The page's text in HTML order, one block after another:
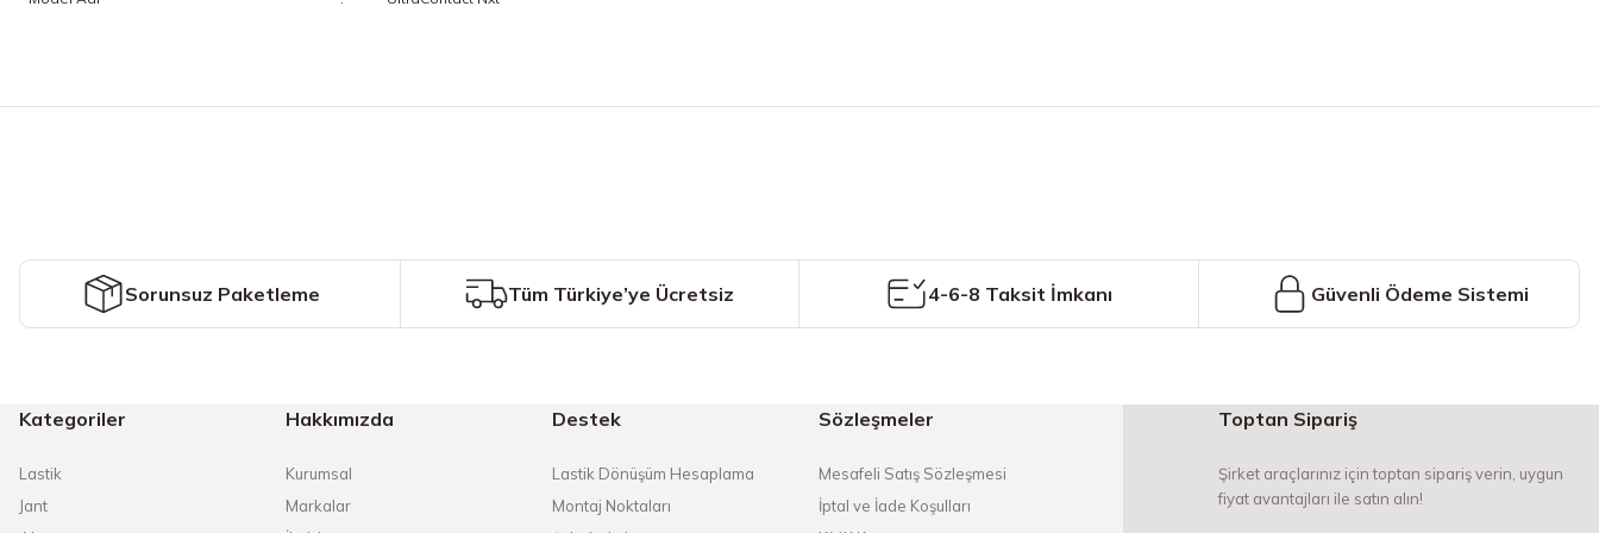
Ürün fiyatı diğer sitelerden daha pahalı.
Bu ürüne benzer farklı alternatifler olmalı.
Sorunsuz Paketleme Tüm Türkiye’ye Ücretsiz 4-6-8 Taksit İmkanı Güvenli Ödeme Sistemi
Kategoriler
Lastik
Jant
Hakkımızda
Kurumsal
Markalar
Destek
Lastik Dönüşüm Hesaplama
Montaj Noktaları
Sözleşmeler
Mesafeli Satış Sözleşmesi
İptal ve İade Koşulları
Toptan Sipariş
Şirket araçlarınız için toptan sipariş verin, uygun
fiyat avantajları ile satın alın!